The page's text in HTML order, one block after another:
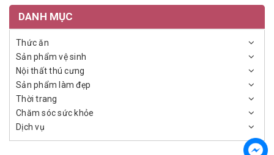
DANH MỤC
Thức ăn
Sản phẩm vệ sinh
Nội thất thú cưng
Sản phẩm làm đẹp
Thời trang
Chăm sóc sức khỏe
Dịch vụ